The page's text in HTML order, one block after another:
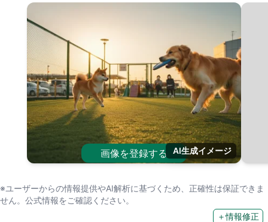
画像を登録する AI生成イメージ
※ユーザーからの情報提供やAI解析に基づくため、正確性は保証できま
せん。公式情報をご確認ください。
＋情報修正